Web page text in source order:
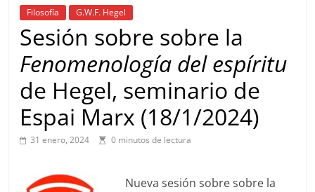
Filosofía G.W.F. Hegel
Sesión sobre sobre la
Fenomenología del espíritu
de Hegel, seminario de
Espai Marx (18/1/2024)
31 enero, 2024 0 minutos de lectura
Nueva sesión sobre sobre la